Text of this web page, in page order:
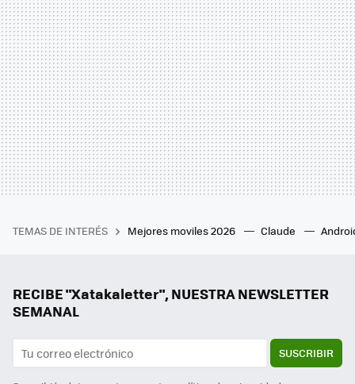
TEMAS DE INTERÉS Mejores moviles 2026 Claude
RECIBE "Xatakaletter", NUESTRA NEWSLETTER
SEMANAL
SUSCRIBIR